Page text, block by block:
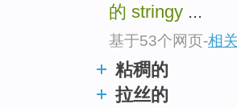
的 stringy ...
基于53个网页-相
粘稠的
拉丝的